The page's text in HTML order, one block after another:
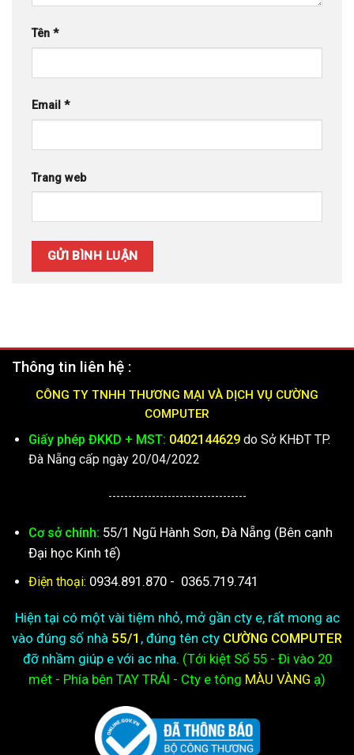
Tên *
Email *
Trang web
Thông tin liên hệ :
CÔNG TY TNHH THƯƠNG MẠI VÀ DỊCH VỤ CƯỜNG
COMPUTER
Giấy phép ĐKKD + MST: 0402144629do Sở KHĐT TP.
Đà Nẵng cấp ngày 20/04/2022
-----------------------------------
Cơ sở chính: 55/1 Ngũ Hành Sơn, Đà Nẵng (Bên cạnh
Đại học Kinh tế)
Điện thoại: 0934.891.870 - 0365.719.741
Hiện tại có một vài tiệm nhỏ, mở gần cty e, rất mong ac
vào đúng số nhà 55/1 , đúng tên cty CƯỜNG COMPUTER
đỡ nhầm giúp e với ac nha. (Tới kiệtSố 55 - Đi vào 20
mét - Phía bên TAY TRÁI - Cty e tông MÀU VÀNG ạ)